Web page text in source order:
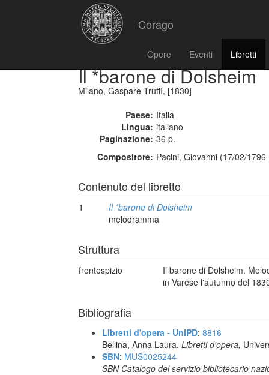
Corago
Opere Eventi Libretti
Il *barone di Dolsheim
Milano, Gaspare Truffi, [1830]
Paese: Italia
Lingua: italiano
Paginazione: 36 p.
Compositore: Pacini, Giovanni (17/02/
Contenuto del libretto
1
Il *barone di Dolsheim
melodramma
Struttura
frontespizio
Il barone di Dolsheim.
in Varese l'autunno del
Bibliografia
Libretti d'opera - UniPD: 8816
Bellina, Anna Laura, Libretti d'opera,
SBN: MUS0025244
SBN Catalogo del servizio bibliotecario